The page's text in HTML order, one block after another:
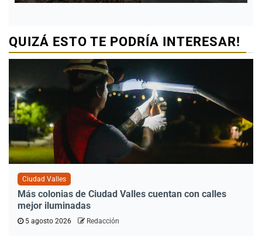
QUIZÁ ESTO TE PODRÍA INTERESAR!
Ciudad Valles
Más colonias de Ciudad Valles cuentan con calles
mejor iluminadas
5 agosto 2026 Redacción